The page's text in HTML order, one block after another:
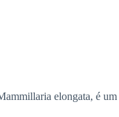
elongata, é um